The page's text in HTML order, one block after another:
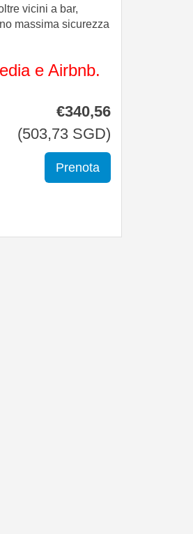
vicini a bar,
massima sicurezza
e Airbnb.
€340,56
(503,73 SGD)